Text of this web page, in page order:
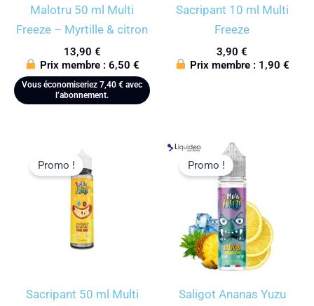
Malotru 50 ml Multi
Freeze – Myrtille & citron
13,90 €
Prix membre : 6,50 €
Vous économiseriez 7,40 € avec
l’abonnement.
Sacripant 10 ml Multi
Freeze
3,90 €
Prix membre : 1,90 €
Promo !
Sacripant 50 ml Multi
Promo !
Saligot Ananas Yuzu